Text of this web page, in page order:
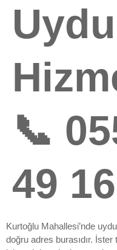
📞
49 16
Kurtoğlu Mahallesi’nde
doğru adres burasıdır. İster